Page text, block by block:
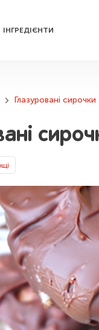
ІНГРЕДІЄНТИ
Глазуровані